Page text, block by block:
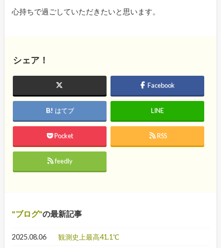
心持ちで過ごしていただきたいと思います。
シェア！
Facebook
はてブ LINE
Pocket RSS
feedly
ブログ の最新記事
2025.08.06 観測史上最高41.1℃